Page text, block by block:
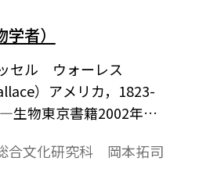
者）
セル ウォーレス
）アメリカ，1823-
生物東京書籍2002年10
物分布の区画の上で重
合文化研究科 岡本拓司